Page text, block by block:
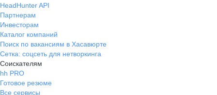
HeadHunter API
Партнерам
Инвесторам
Каталог компаний
Поиск по вакансиям в Хасавюрте
Сетка: соцсеть для нетворкинга
Соискателям
hh PRO
Готовое резюме
Все сервисы